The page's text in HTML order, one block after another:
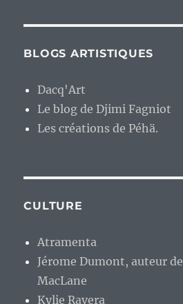
BLOGS ARTISTIQUES
Dacq'Art
Le blog de Djimi Fagniot
Les créations de Péhä.
CULTURE
Atramenta
Jérome Dumont, auteur
MacLane
Kylie Ravera